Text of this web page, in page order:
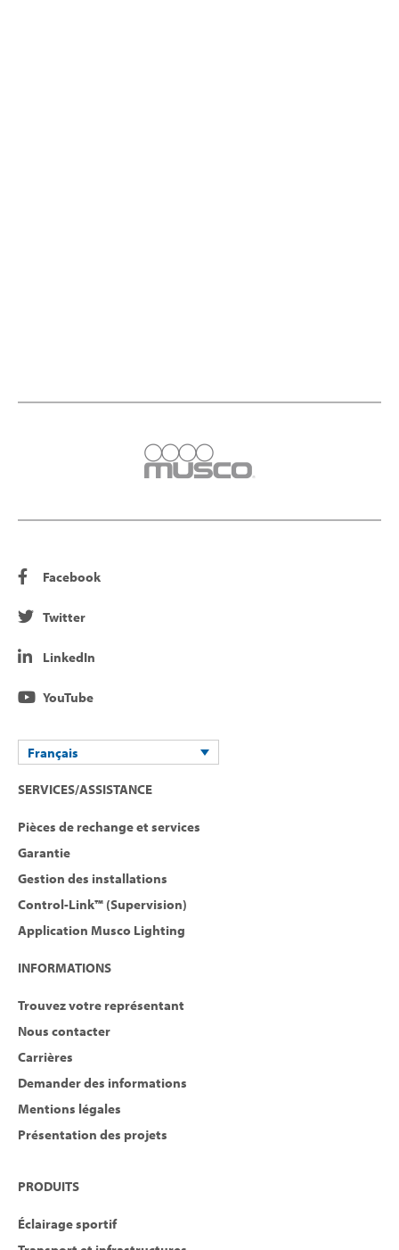
Facebook
Twitter
LinkedIn
YouTube
Français
SERVICES/ASSISTANCE
Pièces de rechange et services
Garantie
Gestion des installations
Control-Link™ (Supervision)
Application Musco Lighting
INFORMATIONS
Trouvez votre représentant
Nous contacter
Carrières
Demander des informations
Mentions légales
Présentation des projets
PRODUITS
Éclairage sportif